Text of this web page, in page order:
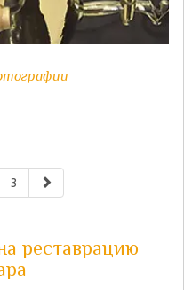
3
реставрацию